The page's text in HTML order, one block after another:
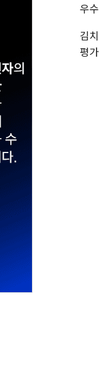
우
김
평